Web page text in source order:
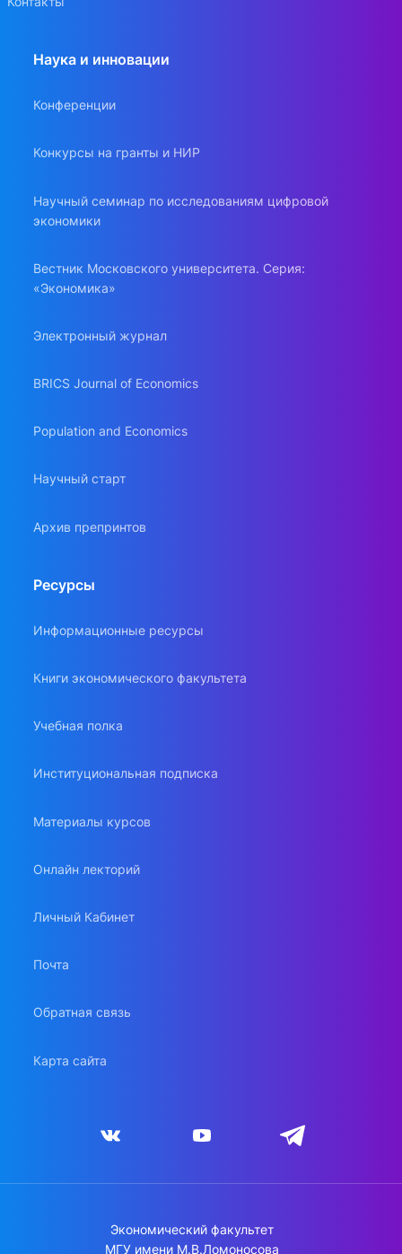
Наука и инновации
Конференции
Конкурсы на гранты и НИР
Научный семинар по исследованиям цифровой
экономики
Вестник Московского университета. Серия:
«Экономика»
Электронный журнал
BRICS Journal of Economics
Population and Economics
Научный старт
Архив препринтов
Ресурсы
Информационные ресурсы
Книги экономического факультета
Учебная полка
Институциональная подписка
Материалы курсов
Онлайн лекторий
Личный Кабинет
Почта
Обратная связь
Карта сайта
Экономический факультет
МГУ имени М.В.Ломоносова